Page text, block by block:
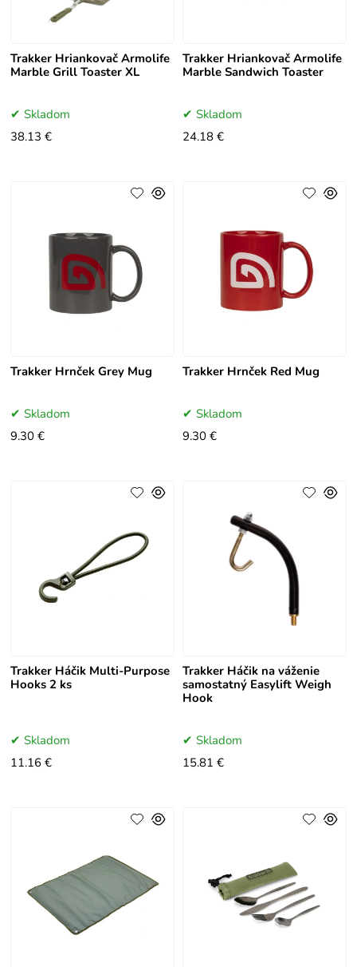
Trakker Hriankovač Armolife
Marble Grill Toaster XL
Skladom
38.13 €
Trakker Hriankovač Armolife
Marble Sandwich Toaster
Skladom
24.18 €
Trakker Hrnček Grey Mug
Skladom
9.30 €
Trakker Hrnček Red Mug
Skladom
9.30 €
Trakker Háčik Multi-Purpose
Hooks 2 ks
Skladom
11.16 €
Trakker Háčik na váženie
samostatný Easylift Weigh
Hook
Skladom
15.81 €